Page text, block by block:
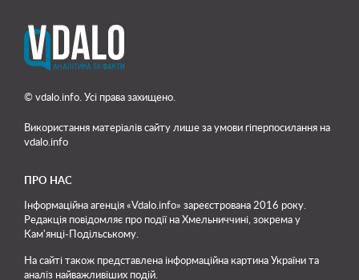
© vdalo.info. Усі права захищено.
Використання матеріалів сайту лише за умови гіперпосилання на
vdalo.info
ПРО НАС
Інформаційна агенція «Vdalo.info» зареєстрована 2016 року.
Редакція повідомляє про події на Хмельниччині, зокрема у
Кам'янці-Подільському.
На сайті також представлена інформаційна картина України та
аналіз найважливіших подій.